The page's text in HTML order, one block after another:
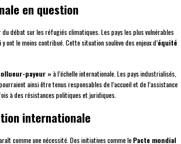
en question
débat sur les réfugiés climatiques. Les pays les plus vulnérables
ont le moins contribué. Cette situation soulève des enjeux d’équité
payeur » à l’échelle internationale. Les pays industrialisés,
ainsi être tenus responsables de l’accueil et de l’assistance
à des résistances politiques et juridiques.
internationale
comme une nécessité. Des initiatives comme lePacte mondial